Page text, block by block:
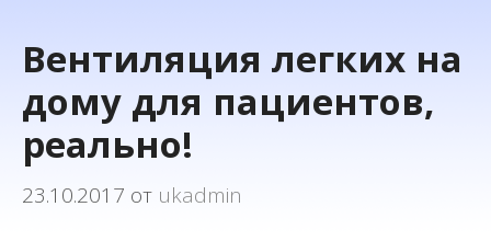
Вентиляция легких на
дому для пациентов,
реально!
23.10.2017 от ukadmin